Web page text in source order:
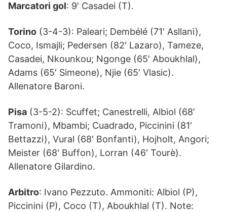
Marcatori gol: 9′ Casadei (T).
Torino (3-4-3): Paleari; Dembélé (71′ Asllani),
Coco, Ismajli; Pedersen (82′ Lazaro), Tameze,
Casadei, Nkounkou; Ngonge (65′ Aboukhlal),
Adams (65′ Simeone), Njie (65′ Vlasic).
Allenatore Baroni.
Pisa (3-5-2): Scuffet; Canestrelli, Albiol (68′
Tramoni), Mbambi; Cuadrado, Piccinini (81′
Bettazzi), Vural (68′ Bonfanti), Hojholt, Angori;
Meister (68′ Buffon), Lorran (46′ Tourè).
Allenatore Gilardino.
Arbitro: Ivano Pezzuto. Ammoniti: Albiol (P),
Piccinini (P), Coco (T), Aboukhlal (T). Note: